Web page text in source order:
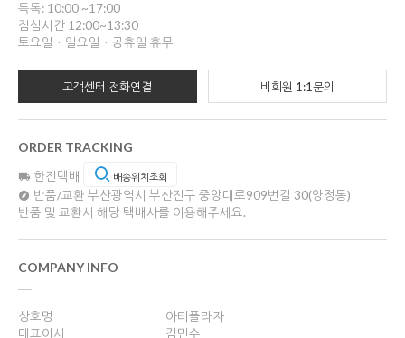
톡톡: 10:00 ~17:00
점심시간 12:00~13:30
토요일ㆍ일요일ㆍ공휴일 휴무
고객센터 전화연결 비회원 1:1문의
ORDER TRACKING
한진택배 배송위치조회
반품/교환 부산광역시 부산진구 중앙대로909번길 30(양정동)
반품 및 교환시 해당 택배사를 이용해주세요.
COMPANY INFO
상호명
아티플라자
대표이사
김민수